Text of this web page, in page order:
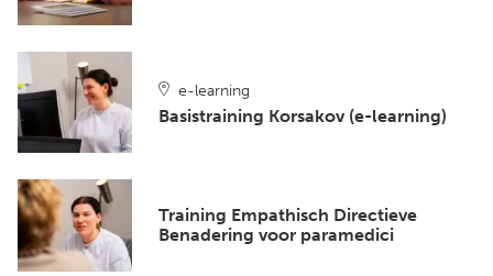
e-learning
Basistraining Korsakov (e-learning)
Training Empathisch Directieve
Benadering voor paramedici